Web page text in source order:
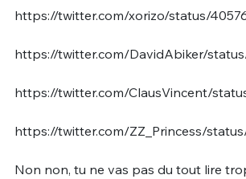
https://twitter.com/xorizo/status/
https://twitter.com/DavidAbiker/
https://twitter.com/ClausVincent/
https://twitter.com/ZZ_Princess/
Non non, tu ne vas pas du tout lire